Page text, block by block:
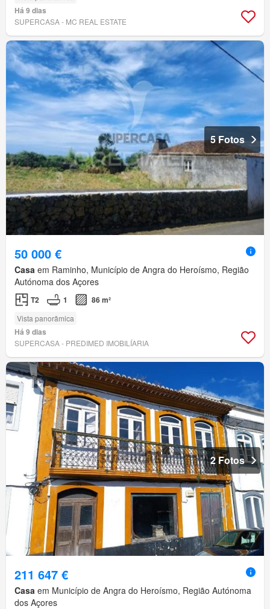
Há 9 dias
SUPERCASA - MC REAL ESTATE
5 Fotos
50 000 €
Casa em Raminho, Município de Angra do Heroísmo, Região
Autónoma dos Açores
T2 1 86 m²
Vista panorâmica
Há 9 dias
SUPERCASA - PREDIMED IMOBILÍARIA
2 Fotos
211 647 €
Casa em Município de Angra do Heroísmo, Região Autónoma
dos Açores